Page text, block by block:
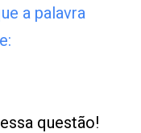
a palavra
questão!